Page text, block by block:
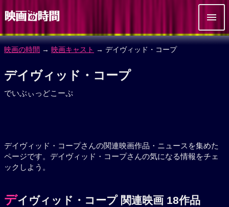
映画の時間 → 映画キャスト → デイヴィッド・コープ
デイヴィッド・コープ
でいぶぃっどこーぷ
デイヴィッド・コープさんの関連映画作品・ニュースを集めた
ページです。デイヴィッド・コープさんの気になる情報をチェ
ックしよう。
デイヴィッド・コープ 関連映画 18作品